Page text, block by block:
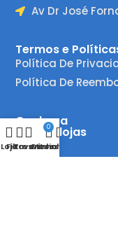
Av Dr José
Termos e
Política De
Política De
Conheça
nossas lojas
Loja
Filtros
Favoritos
0
Carrinho
Minha Conta